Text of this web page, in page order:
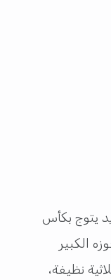
يتوج بكأس
2024 بعد فوزه الكبير
نظيفة،